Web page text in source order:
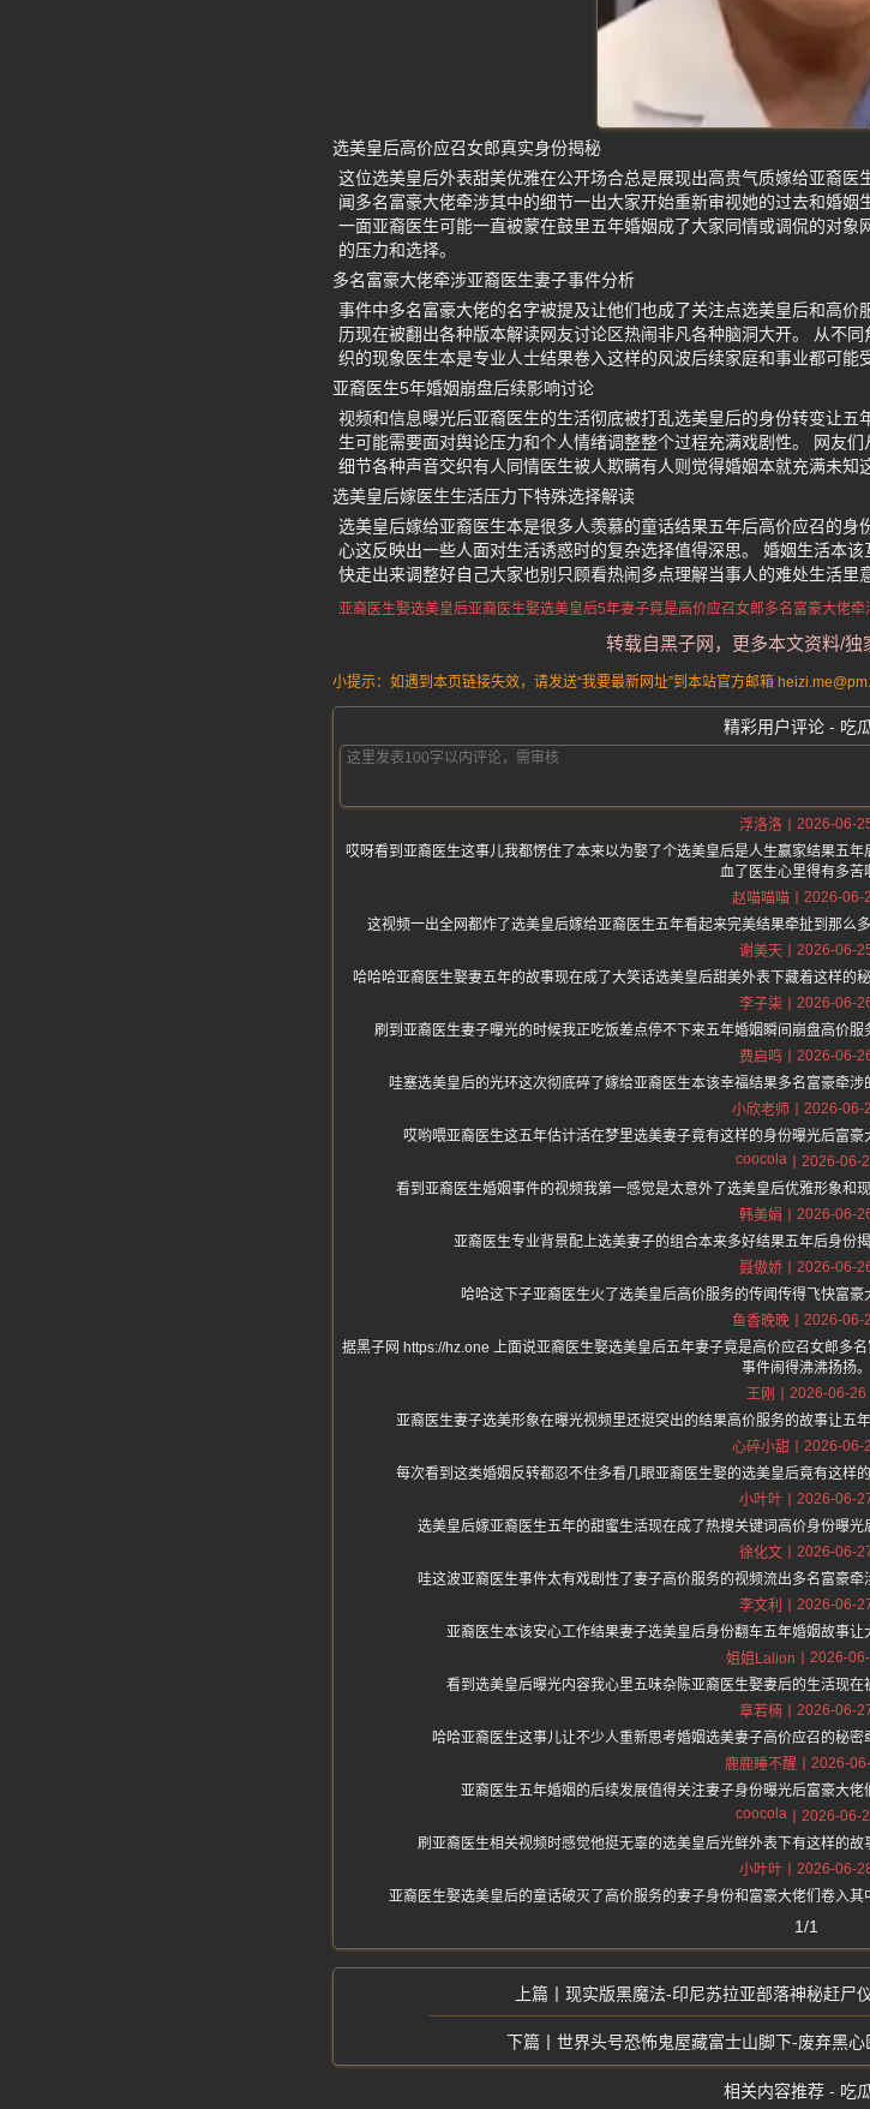
选美皇后高价应召女郎真实身份揭秘
这位选美皇后外表甜美优雅在公开场合总是展现出高贵气质嫁给亚裔
闻多名富豪大佬牵涉其中的细节一出大家开始重新审视她的过去和婚
一面亚裔医生可能一直被蒙在鼓里五年婚姻成了大家同情或调侃的对
的压力和选择。
多名富豪大佬牵涉亚裔医生妻子事件分析
事件中多名富豪大佬的名字被提及让他们也成了关注点选美皇后和高
历现在被翻出各种版本解读网友讨论区热闹非凡各种脑洞大开。 从不
织的现象医生本是专业人士结果卷入这样的风波后续家庭和事业都可能
亚裔医生5年婚姻崩盘后续影响讨论
视频和信息曝光后亚裔医生的生活彻底被打乱选美皇后的身份转变让
生可能需要面对舆论压力和个人情绪调整整个过程充满戏剧性。 网友
细节各种声音交织有人同情医生被人欺瞒有人则觉得婚姻本就充满未知
选美皇后嫁医生生活压力下特殊选择解读
选美皇后嫁给亚裔医生本是很多人羡慕的童话结果五年后高价应召的
心这反映出一些人面对生活诱惑时的复杂选择值得深思。 婚姻生活本
快走出来调整好自己大家也别只顾看热闹多点理解当事人的难处生活里
亚裔医生娶选美皇后亚裔医生娶选美皇后5年妻子竟是高价应召女郎多名富豪大佬牵
转载自黑子网，更多本文资料/独
小提示：如遇到本页链接失效，请发送“我要最新网址”到本站官方邮箱
精彩用户评论 - 吃
浮洛洛
2026-06-
哎呀看到亚裔医生这事儿我都愣住了本来以为娶了个选美皇后是人生赢家结果五
血了医生心里得有多苦
赵喵喵喵
2026-06-
这视频一出全网都炸了选美皇后嫁给亚裔医生五年看起来完美结果牵扯到那么
谢美天
2026-06-
哈哈哈亚裔医生娶妻五年的故事现在成了大笑话选美皇后甜美外表下藏着这样的
李子柒
2026-06-
刷到亚裔医生妻子曝光的时候我正吃饭差点停不下来五年婚姻瞬间崩盘高价
费启鸣
2026-06-
哇塞选美皇后的光环这次彻底碎了嫁给亚裔医生本该幸福结果多名富豪牵
小欣老师
2026-06-
哎哟喂亚裔医生这五年估计活在梦里选美妻子竟有这样的身份曝光后富豪
coocola
2026-06-
看到亚裔医生婚姻事件的视频我第一感觉是太意外了选美皇后优雅形象和
韩美娟
2026-06-
亚裔医生专业背景配上选美妻子的组合本来多好结果五年后身份
聂傲娇
2026-06-
哈哈这下子亚裔医生火了选美皇后高价服务的传闻传得飞快富豪
鱼香晚晚
2026-06-
据黑子网 https://hz.one 上面说亚裔医生娶选美皇后五年妻子竟是高价应召女郎多
事件闹得沸沸扬扬。
王刚
2026-06-26
亚裔医生妻子选美形象在曝光视频里还挺突出的结果高价服务的故事让五
心碎小甜
2026-06-
每次看到这类婚姻反转都忍不住多看几眼亚裔医生娶的选美皇后竟有这样
小叶叶
2026-06-
选美皇后嫁亚裔医生五年的甜蜜生活现在成了热搜关键词高价身份曝光
徐化文
2026-06-
哇这波亚裔医生事件太有戏剧性了妻子高价服务的视频流出多名富豪
李文利
2026-06-
亚裔医生本该安心工作结果妻子选美皇后身份翻车五年婚姻故事让
姐姐Lalion
2026-
看到选美皇后曝光内容我心里五味杂陈亚裔医生娶妻后的生活现在
章若楠
2026-06-
哈哈亚裔医生这事儿让不少人重新思考婚姻选美妻子高价应召的秘密
鹿鹿睡不醒
2026-
亚裔医生五年婚姻的后续发展值得关注妻子身份曝光后富豪大佬
coocola
2026-06-
刷亚裔医生相关视频时感觉他挺无辜的选美皇后光鲜外表下有这样的故
小叶叶
2026-06-
亚裔医生娶选美皇后的童话破灭了高价服务的妻子身份和富豪大佬们卷入
1/1
现实版黑魔法-印尼苏拉亚部落神秘赶尸
世界头号恐怖鬼屋藏富士山脚下-废弃黑
相关内容推荐 - 吃